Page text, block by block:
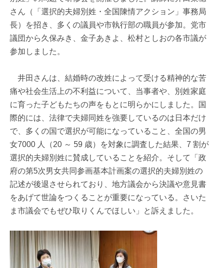
さん（「選択的夫婦別姓・全国陳情アクション」事務局
長）を招き、多くの議員や市執行部の職員が参加。党市
議団から久保みき、金子あきよ、松村としおの各市議が
参加しました。
井田さんは、結婚時の改姓によって受ける精神的な苦
痛や社会生活上の不利益について、当事者や、別姓家庭
に育った子どもたちの声をもとに明らかにしました。国
際的には、法律で夫婦同姓を強要しているのは日本だけ
で、多くの国で選択が可能になっていること、全国の男
女7000 人（20 ～ 59 歳）を対象に調査した結果、7 割が
選択的夫婦別姓に賛成していることを紹介。そして「政
府の第5次男女共同参画基本計画案の選択的夫婦別姓の
記述が後退させられており、地方議会から決議や意見書
をあげて世論をつくることが重要になっている。さいた
ま市議会でもぜひ取りくんでほしい」と訴えました。